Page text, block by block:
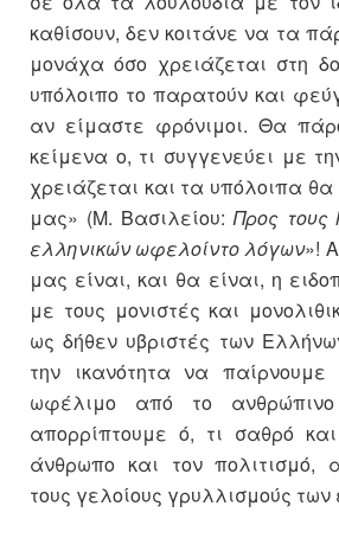
καθίσουν, δεν κοιτάνε να τα
μονάχα όσο χρειάζεται στη
υπόλοιπο το παρατούν και
αν είμαστε φρόνιμοι. Θα
κείμενα ο, τι συγγενεύει με
χρειάζεται και τα υπόλοιπα
μας» (Μ. Βασιλείου:Προςτους
ελλην­ι­κών ωφελοίντο λόγων»!
μας είναι, και θα είναι, η
με τους μονιστές και
ως δήθεν υβριστές των
την ικανότητα να παίρνουμε
ωφέλιμο από το
απορρίπτουμε ό, τι σαθρό
άνθρωπο και τον πολιτισμό,
τους γελοίους γρυλλισμούς των